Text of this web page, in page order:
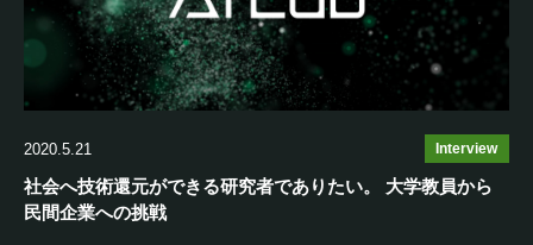
2020.5.21 Interview
社会へ技術還元ができる研究者でありたい。 大学教員から
民間企業への挑戦